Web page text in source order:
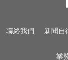
文4
滿
聯絡我們 新聞自
業